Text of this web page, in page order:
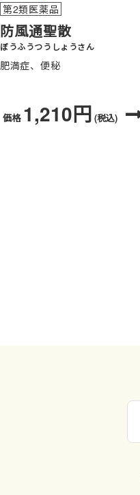
第2類医薬品
防風通聖散
ぼうふうつうしょうさん
肥満症、便秘
価格 1,210円 (税込)